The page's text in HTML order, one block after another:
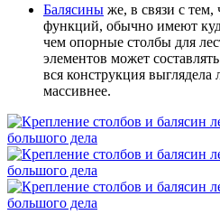
Балясины же, в связи с
функций, обычно имеют
чем опорные столбы для
элементов может
вся конструкция выглядела
массивнее.